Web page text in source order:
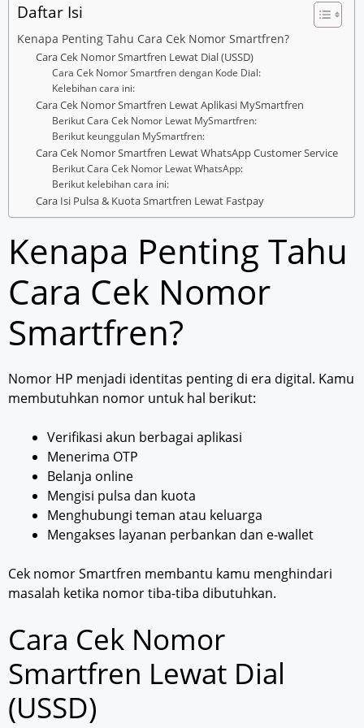
Daftar Isi
Kenapa Penting Tahu Cara Cek Nomor Smartfren?
Cara Cek Nomor Smartfren Lewat Dial (USSD)
Cara Cek Nomor Smartfren dengan Kode Dial:
Kelebihan cara ini:
Cara Cek Nomor Smartfren Lewat Aplikasi MySmartfren
Berikut Cara Cek Nomor Lewat MySmartfren:
Berikut keunggulan MySmartfren:
Cara Cek Nomor Smartfren Lewat WhatsApp Customer Service
Berikut Cara Cek Nomor Lewat WhatsApp:
Berikut kelebihan cara ini:
Cara Isi Pulsa & Kuota Smartfren Lewat Fastpay
Kenapa Penting Tahu
Cara Cek Nomor
Smartfren?
Nomor HP menjadi identitas penting di era digital. Kamu
membutuhkan nomor untuk hal berikut:
Verifikasi akun berbagai aplikasi
Menerima OTP
Belanja online
Mengisi pulsa dan kuota
Menghubungi teman atau keluarga
Mengakses layanan perbankan dan e-wallet
Cek nomor Smartfren membantu kamu menghindari
masalah ketika nomor tiba-tiba dibutuhkan.
Cara Cek Nomor
Smartfren Lewat Dial
(USSD)